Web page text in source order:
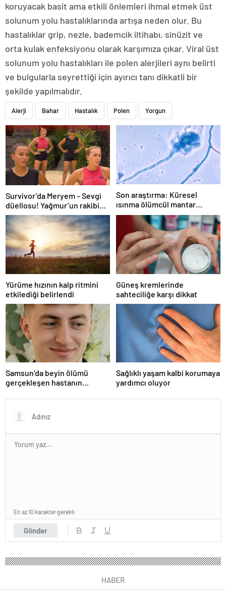
koruyacak basit ama etkili önlemleri ihmal etmek üst
solunum yolu hastalıklarında artışa neden olur. Bu
hastalıklar grip, nezle, bademcik iltihabı, sinüzit ve
orta kulak enfeksiyonu olarak karşımıza çıkar. Viral üst
solunum yolu hastalıkları ile polen alerjileri aynı belirti
ve bulgularla seyrettiği için ayırıcı tanı dikkatli bir
şekilde yapılmalıdır.
Alerji Bahar Hastalık Polen Yorgun
Survivor’da Meryem – Sevgi
düellosu! Yağmur’un rakibi
belli oldu
Son araştırma: Küresel
ısınma ölümcül mantar
hastalığını yayabilir
Yürüme hızının kalp ritmini
etkilediği belirlendi
Güneş kremlerinde
sahteciliğe karşı dikkat
Samsun’da beyin ölümü
gerçekleşen hastanın
Sağlıklı yaşam kalbi korumaya
yardımcı oluyor
Gönder
En az 10 karakter gerekli
HABER